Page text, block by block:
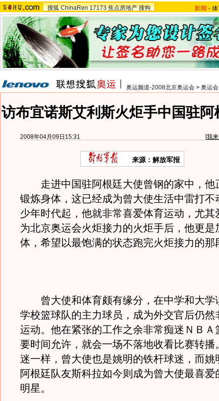
搜狐 ChinaRen 17173 焦点房地产 搜狗 新闻 -
奥运频道-2008北京奥运会 > 奥运
访布宜诺斯艾利斯火炬手中国驻阿
2008年04月09日15:31 [我
来源：解放军报
走进中国驻阿根廷大使曾钢的家中，他
锻炼身体，这已经成为曾大使生活中雷打不
少年时代起，他就非常喜爱体育运动，尤其
为北京奥运会火炬接力的火炬手后，他更是
体，希望以最饱满的状态跑完火炬接力的那
曾大使和体育颇有缘分，在中学和大学
学校篮球队的主力球员，成为外交官后仍然
运动。他在紧张的工作之余非常痴迷ＮＢＡ
要时间允许，就会一场不落地收看比赛转播
迷一样，曾大使也是姚明的铁杆球迷，而姚
阿根廷队友斯科拉如今则成为曾大使最喜爱
明星。